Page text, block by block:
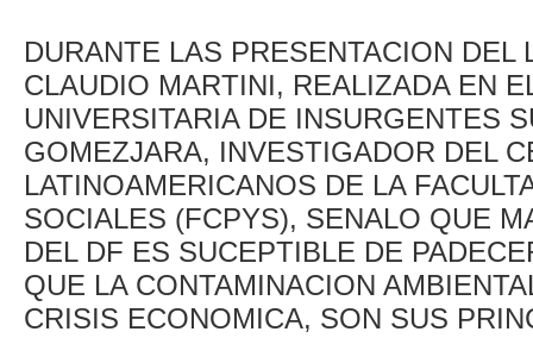
DURANTE LAS PRESENTACION
CLAUDIO MARTINI, REALIZADA EN
UNIVERSITARIA DE INSURGENTES
GOMEZJARA, INVESTIGADOR DEL
LATINOAMERICANOS DE LA
SOCIALES (FCPYS), SENALO QUE
DEL DF ES SUCEPTIBLE DE
QUE LA CONTAMINACION
CRISIS ECONOMICA, SON SUS